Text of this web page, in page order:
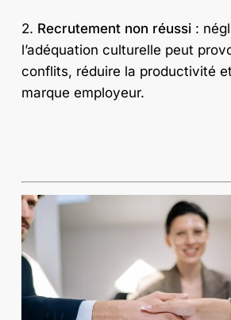
2. Recrutement non réussi:
l’adéquation culturelle peut
conflits, réduire la productivité
marque employeur.